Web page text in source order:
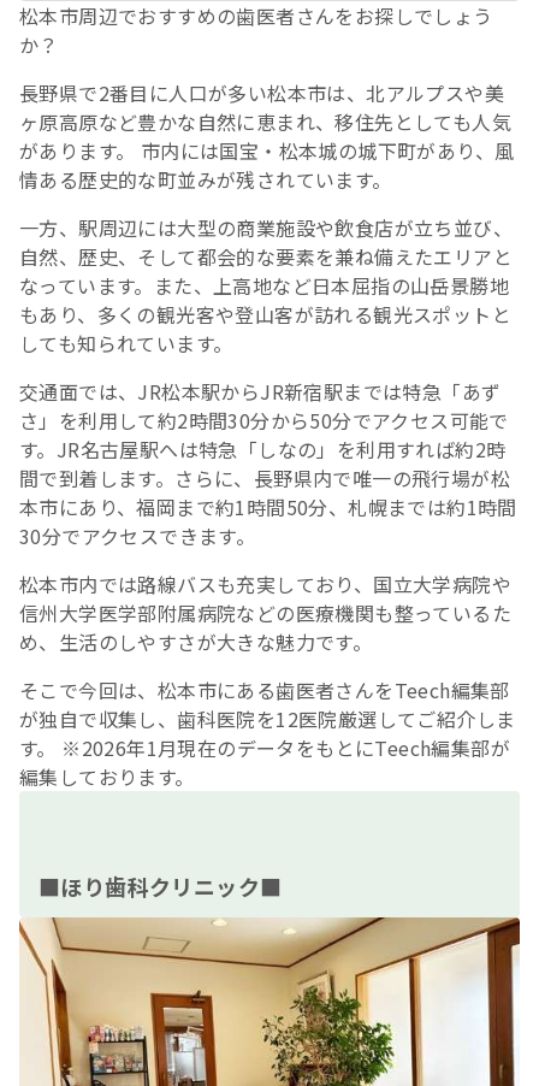
松本市周辺でおすすめの歯医者さんをお探しでしょう
か？
長野県で2番目に人口が多い松本市は、北アルプスや美
ヶ原高原など豊かな自然に恵まれ、移住先としても人気
があります。 市内には国宝・松本城の城下町があり、風
情ある歴史的な町並みが残されています。
一方、駅周辺には大型の商業施設や飲食店が立ち並び、
自然、歴史、そして都会的な要素を兼ね備えたエリアと
なっています。また、上高地など日本屈指の山岳景勝地
もあり、多くの観光客や登山客が訪れる観光スポットと
しても知られています。
交通面では、JR松本駅からJR新宿駅までは特急「あず
さ」を利用して約2時間30分から50分でアクセス可能で
す。JR名古屋駅へは特急「しなの」を利用すれば約2時
間で到着します。さらに、長野県内で唯一の飛行場が松
本市にあり、福岡まで約1時間50分、札幌までは約1時間
30分でアクセスできます。
松本市内では路線バスも充実しており、国立大学病院や
信州大学医学部附属病院などの医療機関も整っているた
め、生活のしやすさが大きな魅力です。
そこで今回は、松本市にある歯医者さんをTeech編集部
が独自で収集し、歯科医院を12医院厳選してご紹介しま
す。 ※2026年1月現在のデータをもとにTeech編集部が
編集しております。
■ほり歯科クリニック■